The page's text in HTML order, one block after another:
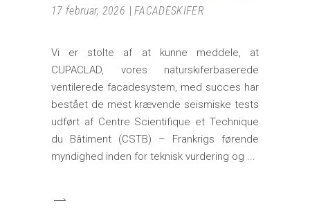
17 februar, 2026 FACADESKIFER
Vi er stolte af at kunne meddele, at
CUPACLAD, vores naturskiferbaserede
ventilerede facadesystem, med succes har
bestået de mest krævende seismiske tests
udført af Centre Scientifique et Technique
du Bâtiment (CSTB) – Frankrigs førende
myndighed inden for teknisk vurdering og